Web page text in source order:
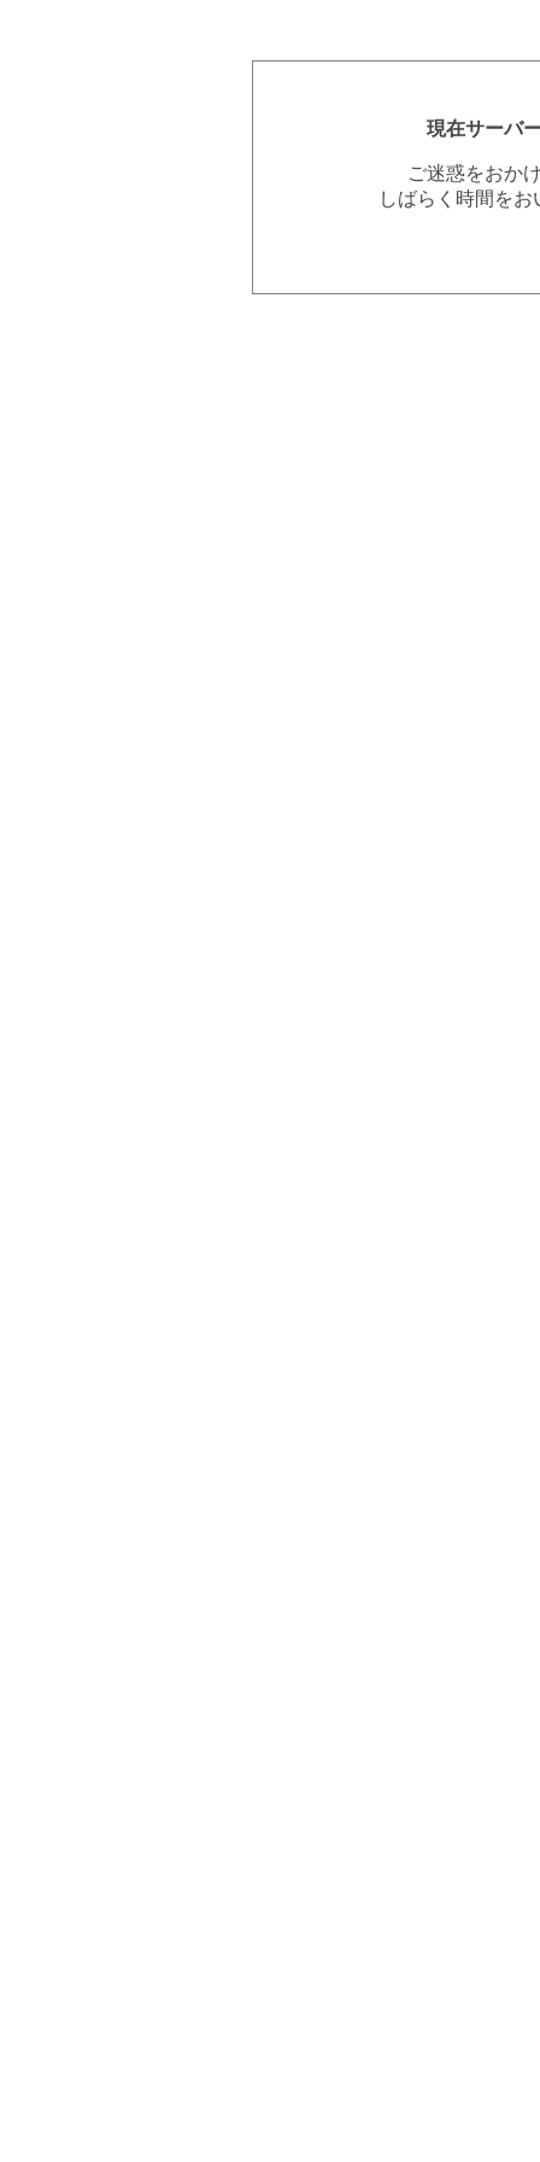
現在サーバ
ご迷惑をおか
しばらく時間を